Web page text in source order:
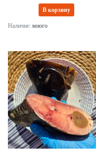
В корзину
Наличие: много